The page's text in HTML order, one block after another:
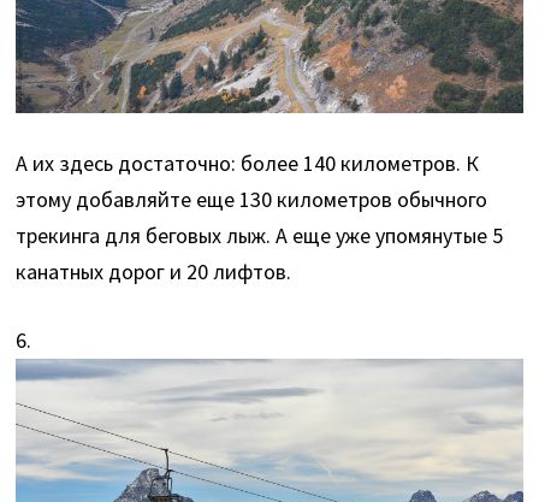
А их здесь достаточно: более 140 километров. К
этому добавляйте еще 130 километров обычного
трекинга для беговых лыж. А еще уже упомянутые 5
канатных дорог и 20 лифтов.
6.